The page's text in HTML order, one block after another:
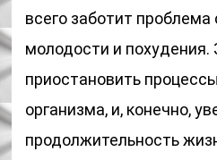
всего заботит проблема
молодости и похудения.
приостановить
организма, и, конечно,
продолжительность